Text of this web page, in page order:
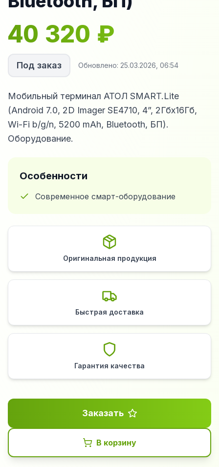
40 320 ₽
Под заказ Обновлено: 25.03.2026, 06:54
Мобильный терминал АТОЛ SMART.Lite
(Android 7.0, 2D Imager SE4710, 4”, 2Гбх16Гб,
Wi-Fi b/g/n, 5200 mAh, Bluetooth, БП).
Оборудование.
Особенности
Современное смарт-оборудование
Оригинальная продукция
Быстрая доставка
Гарантия качества
Заказать
В корзину